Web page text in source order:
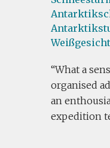
What a
organised
an
expedition